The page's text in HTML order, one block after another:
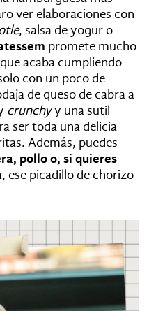
ver elaboraciones con
, salsa de yogur o
promete mucho
acaba cumpliendo
con un poco de
de queso de cabra a
crunchyy una sutil
ser toda una delicia
Además, puedes
pollo o, si quieres
, ese picadillo de chorizo